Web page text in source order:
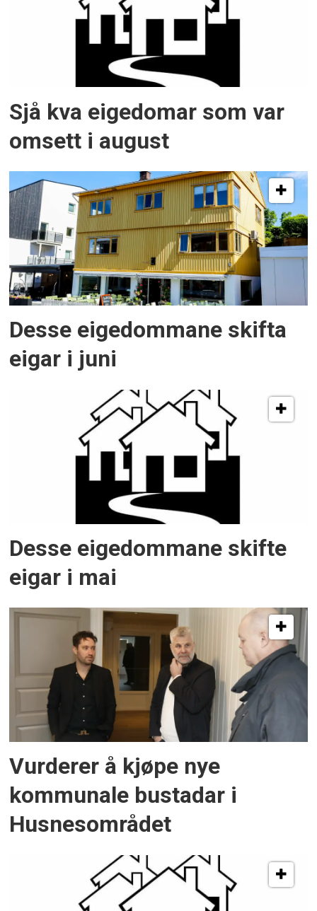
Sjå kva eigedomar som var
omsett i august
Desse eigedommane skifta
eigar i juni
Desse eigedommane skifte
eigar i mai
Vurderer å kjøpe nye
kommunale bustadar i
Husnesområdet